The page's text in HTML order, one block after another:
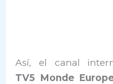
Así, el canal
TV5 Monde